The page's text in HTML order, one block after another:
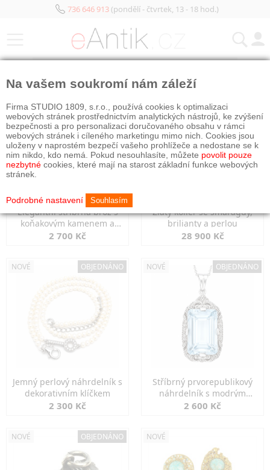
736 646 913(pondělí - čtvrtek, 13 - 18 hod.)
Elegantní stříbrná brož s
koňakovým kamenem a
markazity
2 700 Kč
Zlatý kolier se smaragdy,
brilianty a perlou
28 900 Kč
NOVÉ OBJEDNÁNO
Jemný perlový náhrdelník s
dekorativním klíčkem
2 300 Kč
NOVÉ OBJEDNÁNO
Stříbrný prvorepublikový
náhrdelník s modrým
spinelem
2 600 Kč
NOVÉ OBJEDNÁNO NOVÉ
Na vašem soukromí nám záleží
Firma STUDIO 1809, s.r.o., používá cookies k optimalizaci
webových stránek prostřednictvím analytických nástrojů, ke zvýšení
bezpečnosti a pro personalizaci doručovaného obsahu v rámci
webových stránek i cíleného marketingu mimo nich. Cookies jsou
uloženy v naprostém bezpečí vašeho prohlížeče a nedostane se k
nim nikdo, kdo nemá. Pokud nesouhlasíte, můžete povolit pouze
nezbytné cookies, které mají na starost základní funkce webových
stránek.
Podrobné nastavení Souhlasím